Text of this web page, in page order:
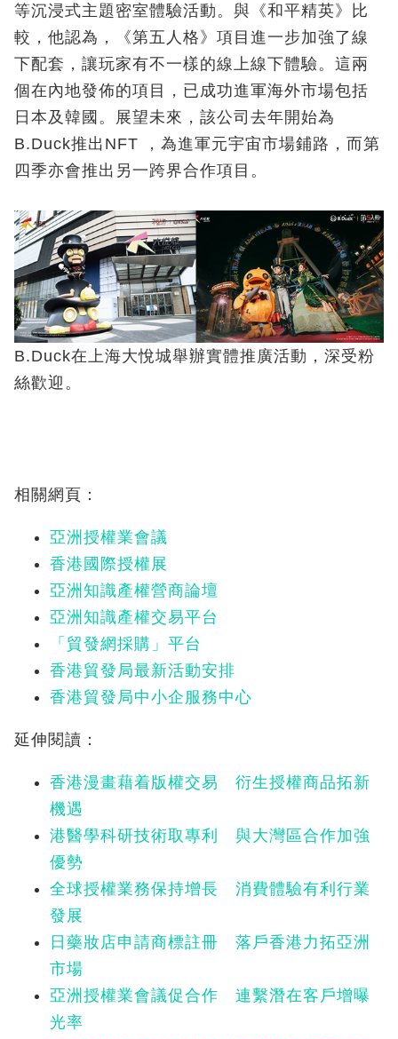
等沉浸式主題密室體驗活動。與《和平精英》比
較，他認為，《第五人格》項目進一步加強了線
下配套，讓玩家有不一樣的線上線下體驗。這兩
個在內地發佈的項目，已成功進軍海外市場包括
日本及韓國。展望未來，該公司去年開始為
B.Duck推出NFT ，為進軍元宇宙市場鋪路，而第
四季亦會推出另一跨界合作項目。
B.Duck在上海大悅城舉辦實體推廣活動，深受粉
絲歡迎。
相關網頁：
亞洲授權業會議
香港國際授權展
亞洲知識產權營商論壇
亞洲知識產權交易平台
「貿發網採購」平台
香港貿發局最新活動安排
香港貿發局中小企服務中心
延伸閱讀：
香港漫畫藉着版權交易 衍生授權商品拓新
機遇
港醫學科研技術取專利 與大灣區合作加強
優勢
全球授權業務保持增長 消費體驗有利行業
發展
日藥妝店申請商標註冊 落戶香港力拓亞洲
市場
亞洲授權業會議促合作 連繫潛在客戶增曝
光率